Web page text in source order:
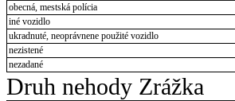
obecná, mestská polícia
iné vozidlo
ukradnuté, neoprávnene použité vozidlo
nezistené
nezadané
Druh nehody Zrážka